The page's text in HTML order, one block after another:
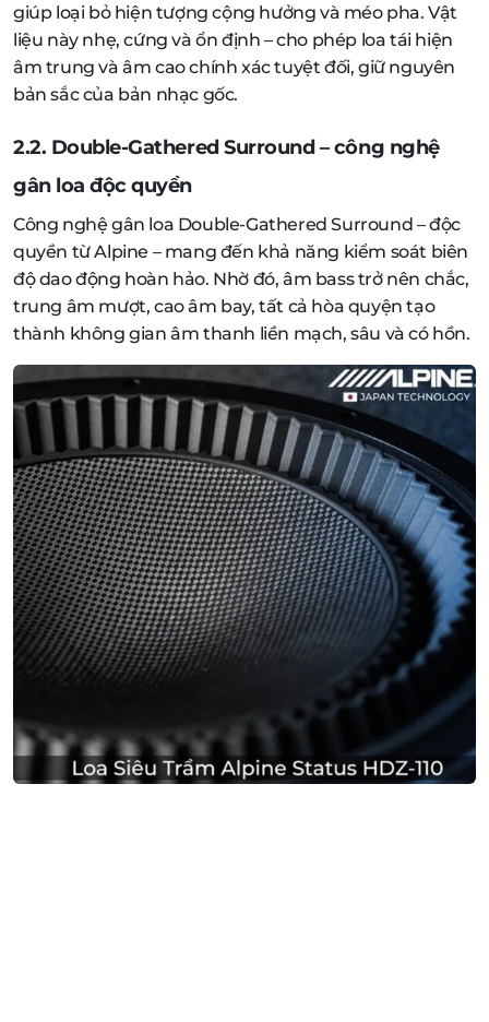
giúp loại bỏ hiện tượng cộng hưởng và méo pha. Vật
liệu này nhẹ, cứng và ổn định – cho phép loa tái hiện
âm trung và âm cao chính xác tuyệt đối, giữ nguyên
bản sắc của bản nhạc gốc.
2.2. Double-Gathered Surround – công nghệ
gân loa độc quyền
Công nghệ gân loa Double-Gathered Surround – độc
quyền từ Alpine – mang đến khả năng kiểm soát biên
độ dao động hoàn hảo. Nhờ đó, âm bass trở nên chắc,
trung âm mượt, cao âm bay, tất cả hòa quyện tạo
thành không gian âm thanh liền mạch, sâu và có hồn.